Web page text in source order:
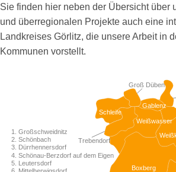
Sie finden hier neben der Übersicht über
und überregionalen Projekte auch eine
Landkreises Görlitz, die unsere Arbeit in
Kommunen vorstellt.
Weißwasser
Boxberg
Gablenz
Groß Düben
Schleife
Trebendorf
1. Großschweidnitz
2. Schönbach
3. Dürrhennersdorf
4. Schönau-Berzdorf auf dem Eigen
5. Leutersdorf